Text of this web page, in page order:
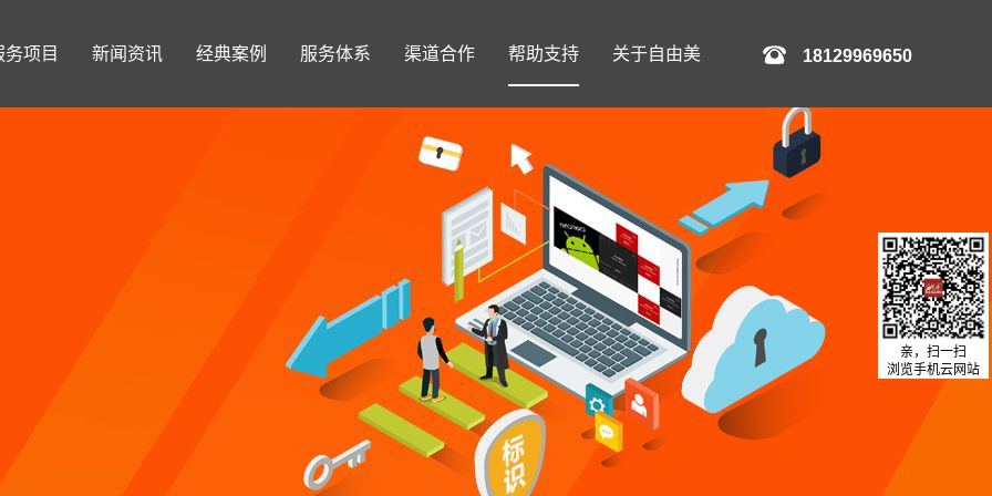
务项目 新闻资讯 经典案例 服务体系 渠道合作 帮助支持 关于自由美 18129969650
亲，扫一扫
浏览手机云网站